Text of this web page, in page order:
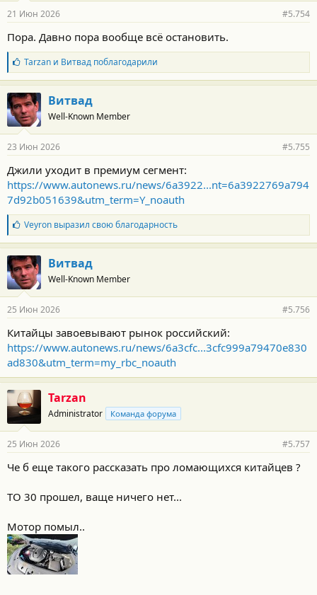
21 Июн 2026 #5.754
Пора. Давно пора вообще всё остановить.
Б
л
а
г
о
д
а
н
с
т
и
Tarzanи Витвадпоблагодарили
Витвад
Well-Known Member
23 Июн 2026 #5.755
Джили уходит в премиум сегмент:
https://www.autonews.ru/news/6a3922...nt=6a3922769a794
7d92b051639&utm_term=Y_noauth
Б
л
а
г
о
д
а
н
с
т
и
Veyronвыразил свою благодарность
Витвад
Well-Known Member
25 Июн 2026 #5.756
Китайцы завоевывают рынок российский:
https://www.autonews.ru/news/6a3cfc...3cfc999a79470e830
ad830&utm_term=my_rbc_noauth
Tarzan
Administrator Команда форума
25 Июн 2026 #5.757
Че б еще такого рассказать про ломающихся китайцев ?
ТО 30 прошел, ваще ничего нет...
Мотор помыл..